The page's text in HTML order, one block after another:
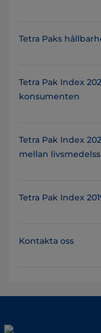
Tetra Paks
Tetra Pak Index
konsumenten
Tetra Pak Index
mellan
Tetra Pak Index
Kontakta oss